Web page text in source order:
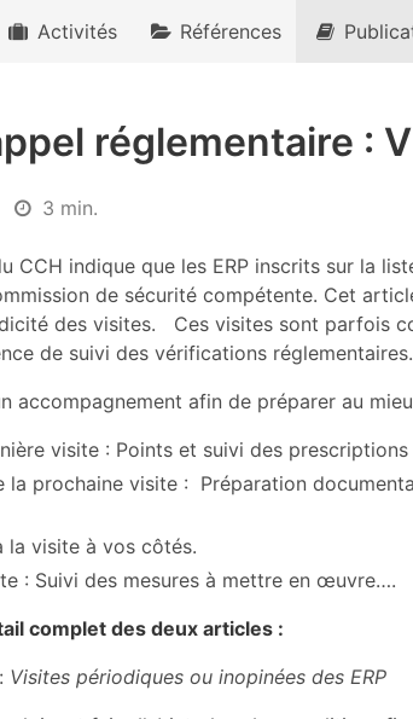
Activités Références
réglementaire :
Temps
lecture
3 min.
CCH indique que les ERP inscrits sur la
de sécurité compétente. Cet
des visites. Ces visites sont parfois
de suivi des vérifications
accompagnement afin de préparer au
visite : Points et suivi des prescriptions
la prochaine visite : Préparation
la visite à vos côtés.
: Suivi des mesures à mettre en œuvre….
complet des deux articles :
: Visites périodiques ou inopinées des ERP